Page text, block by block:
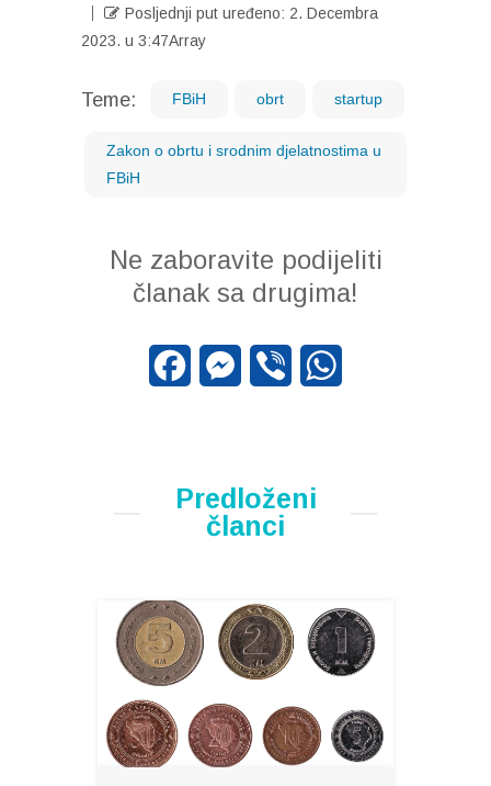
Posljednji put uređeno: 2. Decembra
2023. u 3:47Array
Teme: FBiH obrt startup
Zakon o obrtu i srodnim djelatnostima u
FBiH
Ne zaboravite podijeliti
članak sa drugima!
FacebookMessenger
Viber
Predloženi
članci